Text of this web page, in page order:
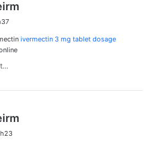
ivermectin 3 mg tablet dosage